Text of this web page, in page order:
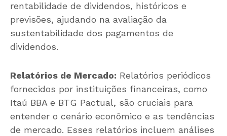
rentabilidade de dividendos, históricos e
previsões, ajudando na avaliação da
sustentabilidade dos pagamentos de
dividendos.
Relatórios de Mercado: Relatórios periódicos
fornecidos por instituições financeiras, como
Itaú BBA e BTG Pactual, são cruciais para
entender o cenário econômico e as tendências
de mercado. Esses relatórios incluem análises